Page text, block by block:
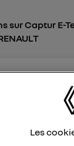
sur Captur E-
captur
depuis
Les